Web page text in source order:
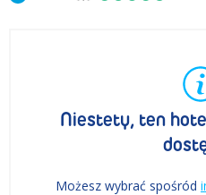
Niestety, ten
Możesz wybrać spośród